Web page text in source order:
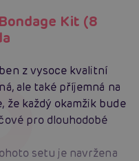
Kit (8
z vysoce kvalitní
ale také příjemná na
že každý okamžik bude
pro dlouhodobé
setu je navržena